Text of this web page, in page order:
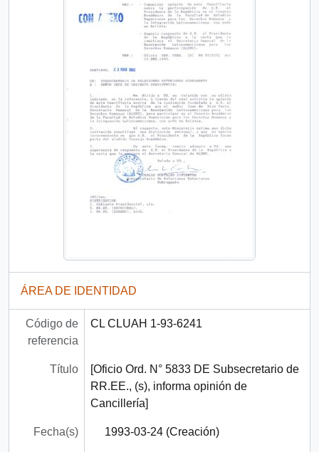
ÁREA DE IDENTIDAD
Código de
referencia
CL CLUAH 1-93-6241
Título
[Oficio Ord. N° 5833 DE Subsecretario de
RR.EE., (s), informa opinión de
Cancillería]
Fecha(s) 1993-03-24 (Creación)